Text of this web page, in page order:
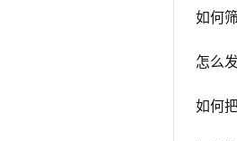
如何
怎么
如何